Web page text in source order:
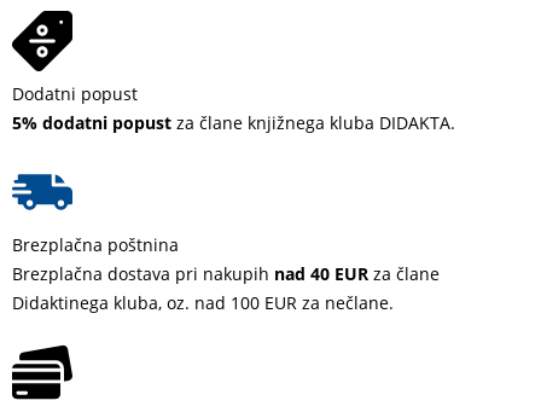
Dodatni popust
5% dodatni popust za člane knjižnega kluba DIDAKTA.
Brezplačna poštnina
Brezplačna dostava pri nakupih nad 40 EUR za člane
Didaktinega kluba, oz. nad 100 EUR za nečlane.